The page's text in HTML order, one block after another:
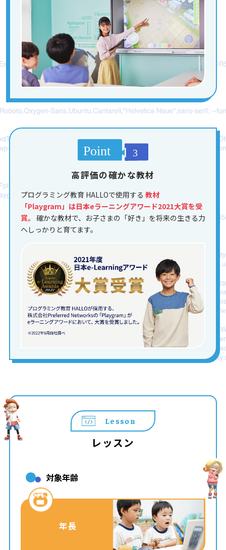
高評価の確かな教材
プログラミング教育 HALLOで使用する 教材
「Playgram」は日本eラーニングアワード2021大賞を受
賞。 確かな教材で、お子さまの「好き」を将来の生きる力
へしっかりと育てます。
Lesson
レッスン
対象年齢
年長